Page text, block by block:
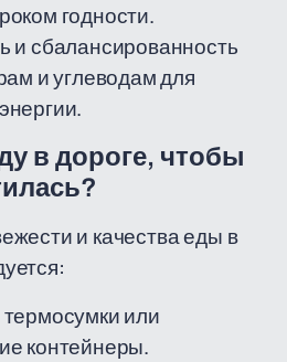
годности.
и сбалансированность
и углеводам для
в дороге, чтобы
и качества еды в
или
контейнеры.